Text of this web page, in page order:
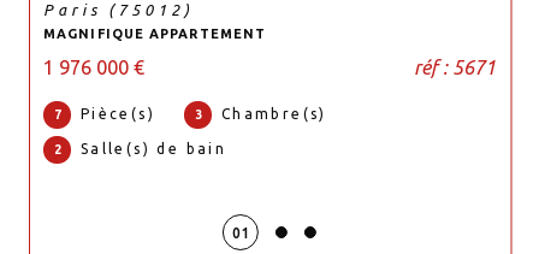
Paris (75012)
MAGNIFIQUE APPARTEMENT
1 976 000 € réf : 5671
7 Pièce(s) 3 Chambre(s)
2 Salle(s) de bain
01